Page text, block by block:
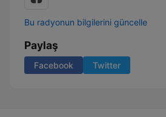
Bu radyonun bilgilerini güncelle
Paylaş
Facebook Twitter